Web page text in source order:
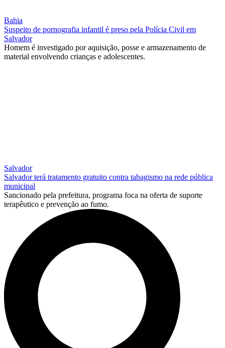
Bahia
Suspeito de pornografia infantil é preso pela Polícia Civil em
Salvador
Homem é investigado por aquisição, posse e armazenamento de
material envolvendo crianças e adolescentes.
Salvador
Salvador terá tratamento gratuito contra tabagismo na rede pública
municipal
Sancionado pela prefeitura, programa foca na oferta de suporte
terapêutico e prevenção ao fumo.